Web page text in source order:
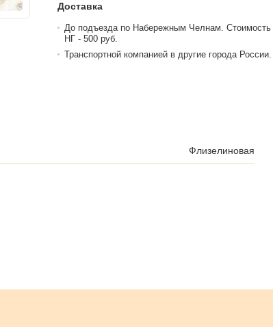
Доставка
До подъезда по Набережным Челнам. Стоимость
НГ - 500 руб.
Транспортной компанией в другие города России.
Флизелиновая